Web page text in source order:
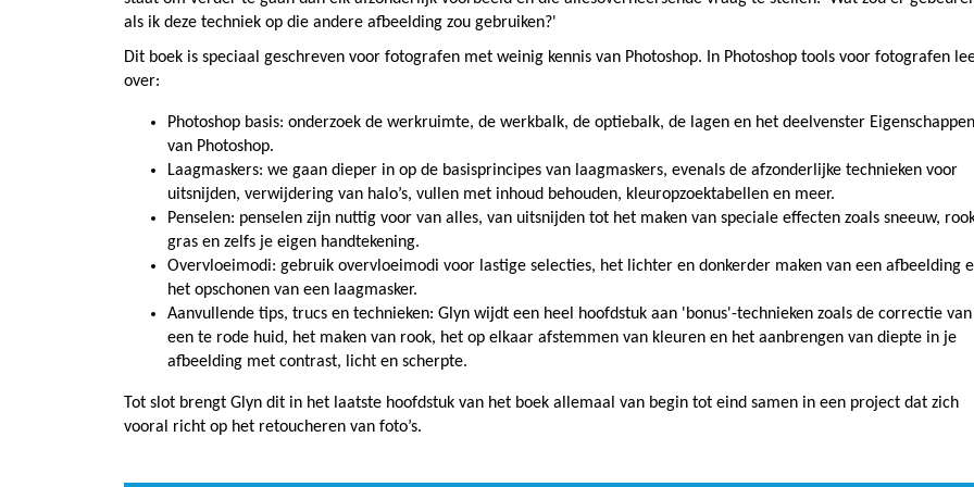
als ik deze techniek op die andere afbeelding zou gebruiken?'
Dit boek is speciaal geschreven voor fotografen met weinig kennis van Photoshop. In Photoshop tools voor fotografen
over:
Photoshop basis: onderzoek de werkruimte, de werkbalk, de optiebalk, de lagen en het deelvenster Eigenschappen
van Photoshop.
Laagmaskers: we gaan dieper in op de basisprincipes van laagmaskers, evenals de afzonderlijke technieken voor
uitsnijden, verwijdering van halo’s, vullen met inhoud behouden, kleuropzoektabellen en meer.
Penselen: penselen zijn nuttig voor van alles, van uitsnijden tot het maken van speciale effecten zoals sneeuw,
gras en zelfs je eigen handtekening.
Overvloeimodi: gebruik overvloeimodi voor lastige selecties, het lichter en donkerder maken van een afbeelding
het opschonen van een laagmasker.
Aanvullende tips, trucs en technieken: Glyn wijdt een heel hoofdstuk aan 'bonus'-technieken zoals de correctie van
een te rode huid, het maken van rook, het op elkaar afstemmen van kleuren en het aanbrengen van diepte in je
afbeelding met contrast, licht en scherpte.
Tot slot brengt Glyn dit in het laatste hoofdstuk van het boek allemaal van begin tot eind samen in een project dat zich
vooral richt op het retoucheren van foto’s.